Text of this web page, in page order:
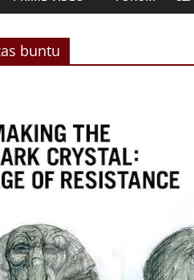
buntu